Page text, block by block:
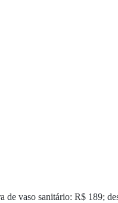
vaso sanitário: R$ 189;